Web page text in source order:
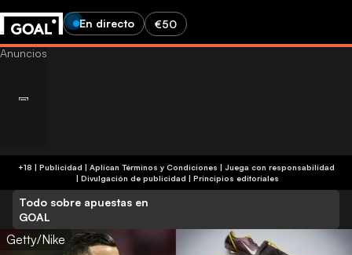
En directo €50
+18 | Publicidad | Aplican Términos y Condiciones | Juega con responsabilidad
| Divulgación de publicidad | Principios editoriales
Todo sobre apuestas en
GOAL
Getty/Nike